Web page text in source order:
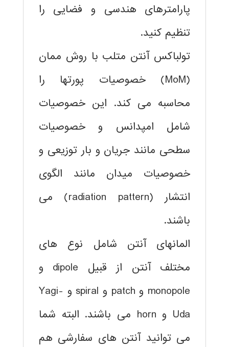
پارامترهای هندسی و فضایی را
تنظیم کنید.
تولباکس آنتن متلب با روش ممان
(MoM) خصوصیات پورتها را
محاسبه می کند. این خصوصیات
شامل امپدانس و خصوصیات
سطحی مانند جریان و بار توزیعی و
خصوصیات میدان مانند الگوی
انتشار (radiation pattern) می
باشند.
المانهای آنتن شامل نوع های
مختلف آنتن از قبیل dipole و
monopole و patch و spiral و Yagi-
Uda و horn می باشند. البته شما
می توانید آنتن های سفارشی هم